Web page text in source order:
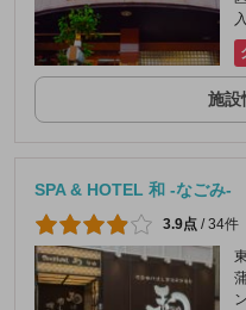
施設
SPA & HOTEL 和 -なごみ-
3.9点 /34件